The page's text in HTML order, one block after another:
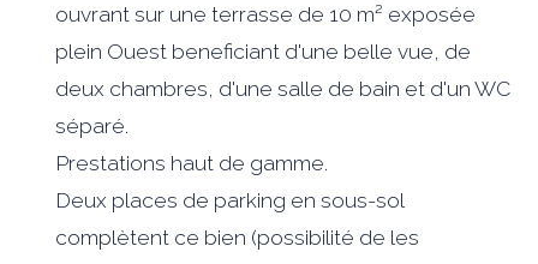
ouvrant sur une terrasse de 10 m² exposée
plein Ouest beneficiant d'une belle vue, de
deux chambres, d'une salle de bain et d'un WC
séparé.
Prestations haut de gamme.
Deux places de parking en sous-sol
complètent ce bien (possibilité de les